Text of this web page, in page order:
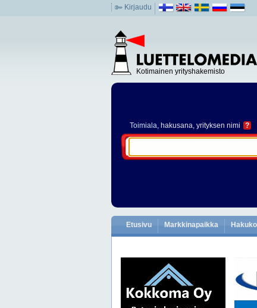
Kirjaudu
Kotimainen yrityshakemisto
Toimiala, hakusana, yrityksen nimi ?
Etusivu Markkinapaikka